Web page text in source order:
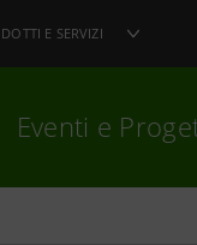
E SERVIZI
Eventi e